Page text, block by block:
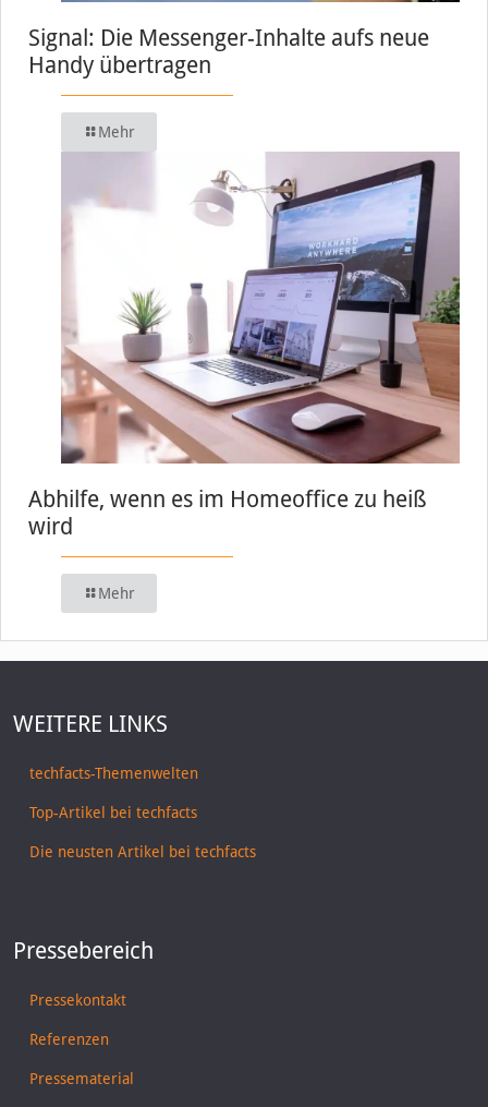
Signal: Die Messenger-Inhalte aufs neue
Handy übertragen
Mehr
Abhilfe, wenn es im Homeoffice zu heiß
wird
Mehr
WEITERE LINKS
techfacts-Themenwelten
Top-Artikel bei techfacts
Die neusten Artikel bei techfacts
Pressebereich
Pressekontakt
Referenzen
Pressematerial